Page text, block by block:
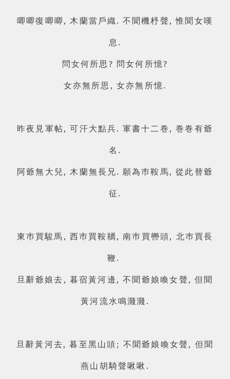
唧唧復唧唧, 木蘭當戶織. 不聞機杼聲, 惟聞女嘆
息.
問女何所思? 問女何所憶?
女亦無所思, 女亦無所憶.
昨夜見軍帖, 可汗大點兵. 軍書十二巻, 巻巻有爺
名.
阿爺無大兒, 木蘭無長兄. 願為巿鞍馬, 從此替爺
征.
東巿買駿馬, 西巿買鞍韉, 南巿買轡頭, 北巿買長
鞭.
旦辭爺娘去, 暮宿黃河邊, 不聞爺娘喚女聲, 但聞
黃河流水鳴濺濺.
旦辭黃河去, 暮至黑山頭; 不聞爺娘喚女聲, 但聞
燕山胡騎聲啾啾.